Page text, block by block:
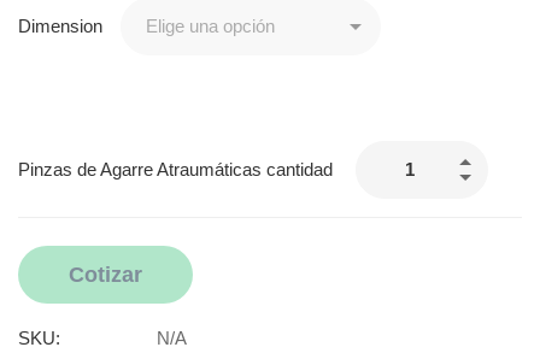
Dimension
Pinzas de Agarre Atraumáticas cantidad
Cotizar
SKU:
N/A